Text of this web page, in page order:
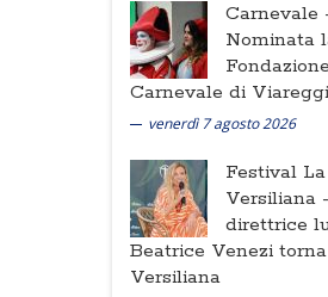
Carnevale
Nominata
Fondazione
Carnevale di
venerdì 7 agosto 2026
Festival La
Versiliana -
direttrice
Beatrice Venezi
Versiliana